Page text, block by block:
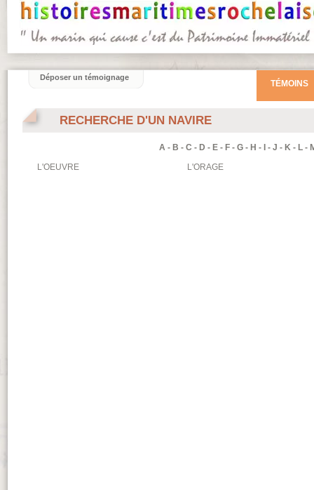
RECHERCHE D'UN NAVIRE
A - B - C - D - E - F - G - H - - J - K - L -
L'OEUVRE
L'ORAGE
TÉMOINS
Déposer un témoignage